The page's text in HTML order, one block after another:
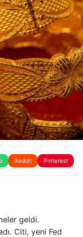
Reddit Pinterest
geldi.
Citi, yeni Fed